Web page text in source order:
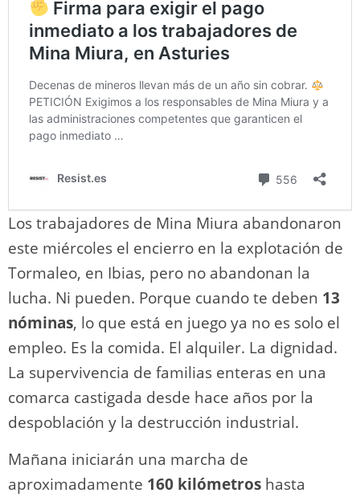
Los trabajadores de Mina Miura abandonaron
este miércoles el encierro en la explotación de
Tormaleo, en Ibias, pero no abandonan la
lucha. Ni pueden. Porque cuando te deben 13
nóminas, lo que está en juego ya no es solo el
empleo. Es la comida. El alquiler. La dignidad.
La supervivencia de familias enteras en una
comarca castigada desde hace años por la
despoblación y la destrucción industrial.
Mañana iniciarán una marcha de
aproximadamente 160 kilómetros hasta